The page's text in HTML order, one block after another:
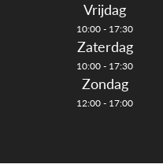
Vrijdag
10:00 - 17:30
Zaterdag
10:00 - 17:30
Zondag
12:00 - 17:00